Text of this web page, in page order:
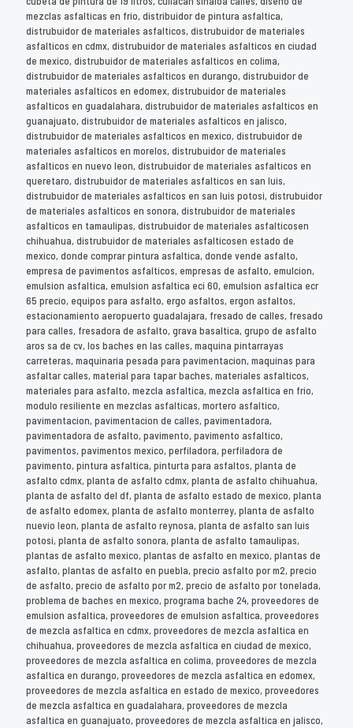
mezclas asfalticas en frio, distribuidor de pintura asfaltica,
distrubuidor de materiales asfalticos, distrubuidor de materiales
asfalticos en cdmx, distrubuidor de materiales asfalticos en ciudad
de mexico, distrubuidor de materiales asfalticos en colima,
distrubuidor de materiales asfalticos en durango, distrubuidor de
materiales asfalticos en edomex, distrubuidor de materiales
asfalticos en guadalahara, distrubuidor de materiales asfalticos en
guanajuato, distrubuidor de materiales asfalticos en jalisco,
distrubuidor de materiales asfalticos en mexico, distrubuidor de
materiales asfalticos en morelos, distrubuidor de materiales
asfalticos en nuevo leon, distrubuidor de materiales asfalticos en
queretaro, distrubuidor de materiales asfalticos en san luis,
distrubuidor de materiales asfalticos en san luis potosi, distrubuidor
de materiales asfalticos en sonora, distrubuidor de materiales
asfalticos en tamaulipas, distrubuidor de materiales asfalticosen
chihuahua, distrubuidor de materiales asfalticosen estado de
mexico, donde comprar pintura asfaltica, donde vende asfalto,
empresa de pavimentos asfalticos, empresas de asfalto, emulcion,
emulsion asfaltica, emulsion asfaltica eci 60, emulsion asfaltica ecr
65 precio, equipos para asfalto, ergo asfaltos, ergon asfaltos,
estacionamiento aeropuerto guadalajara, fresado de calles, fresado
para calles, fresadora de asfalto, grava basaltica, grupo de asfalto
aros sa de cv, los baches en las calles, maquina pintarrayas
carreteras, maquinaria pesada para pavimentacion, maquinas para
asfaltar calles, material para tapar baches, materiales asfalticos,
materiales para asfalto, mezcla asfaltica, mezcla asfaltica en frio,
modulo resiliente en mezclas asfalticas, mortero asfaltico,
pavimentacion, pavimentacion de calles, pavimentadora,
pavimentadora de asfalto, pavimento, pavimento asfaltico,
pavimentos, pavimentos mexico, perfiladora, perfiladora de
pavimento, pintura asfaltica, pinturta para asfaltos, planta de
asfalto cdmx, planta de asfalto cdmx, planta de asfalto chihuahua,
planta de asfalto del df, planta de asfalto estado de mexico, planta
de asfalto edomex, planta de asfalto monterrey, planta de asfalto
nuevio leon, planta de asfalto reynosa, planta de asfalto san luis
potosi, planta de asfalto sonora, planta de asfalto tamaulipas,
plantas de asfalto mexico, plantas de asfalto en mexico, plantas de
asfalto, plantas de asfalto en puebla, precio asfalto por m2, precio
de asfalto, precio de asfalto por m2, precio de asfalto por tonelada,
problema de baches en mexico, programa bache 24, proveedores de
emulsion asfaltica, proveedores de emulsion asfaltica, proveedores
de mezcla asfaltica en cdmx, proveedores de mezcla asfaltica en
chihuahua, proveedores de mezcla asfaltica en ciudad de mexico,
proveedores de mezcla asfaltica en colima, proveedores de mezcla
asfaltica en durango, proveedores de mezcla asfaltica en edomex,
proveedores de mezcla asfaltica en estado de mexico, proveedores
de mezcla asfaltica en guadalahara, proveedores de mezcla
asfaltica en guanajuato, proveedores de mezcla asfaltica en jalisco,